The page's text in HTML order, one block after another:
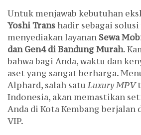
Untuk menjawab kebutuhan
Yoshi Transhadir sebagai
menyediakan layanan Sewa
dan Gen4 di Bandung Murah.
bahwa bagi Anda, waktu dan
aset yang sangat berharga.
Alphard, salah satuLuxury MPV
Indonesia, akan memastikan
Anda di Kota Kembang berjalan
VIP.